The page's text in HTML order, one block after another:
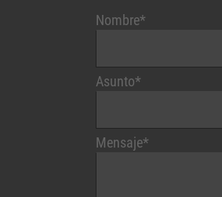
Nombre*
Asunto*
Mensaje*